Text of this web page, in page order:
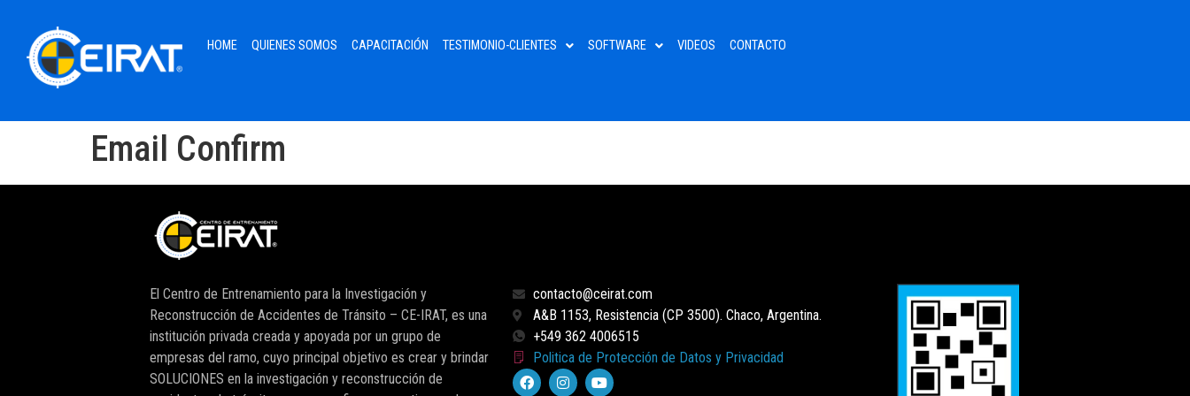
HOME QUIENES SOMOS CAPACITACIÓN TESTIMONIO-CLIENTES SOFTWARE VIDEOS CONTACTO
Email Confirm
El Centro de Entrenamiento para la Investigación y
Reconstrucción de Accidentes de Tránsito – CE-IRAT, es una
institución privada creada y apoyada por un grupo de
empresas del ramo, cuyo principal objetivo es crear y brindar
SOLUCIONES en la investigación y reconstrucción de
contacto@ceirat.com
A&B 1153, Resistencia (CP 3500). Chaco, Argentina.
+549 362 4006515
Politica de Protección de Datos y Privacidad